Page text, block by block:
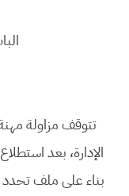
تتوقف مزاولة
الإدارة، بعد
بناء على ملف